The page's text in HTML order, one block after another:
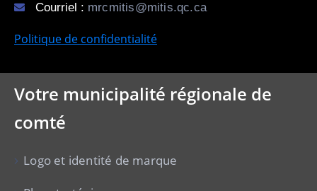
Courriel : mrcmitis@mitis.qc.ca
Politique de confidentialité
Votre municipalité régionale de
comté
Logo et identité de marque